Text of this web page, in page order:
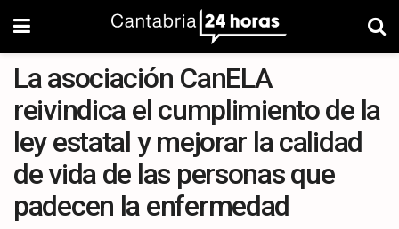
La asociación CanELA
reivindica el cumplimiento de la
ley estatal y mejorar la calidad
de vida de las personas que
padecen la enfermedad